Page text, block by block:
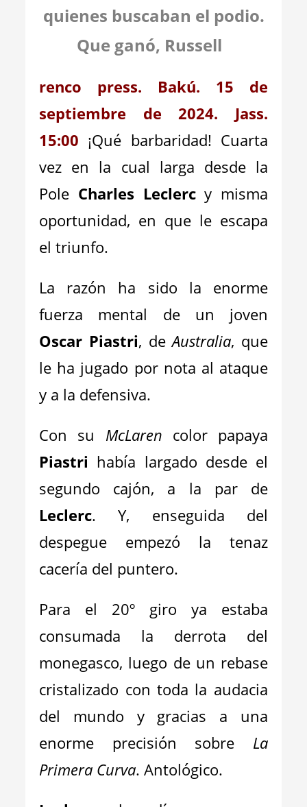
quienes buscaban el podio.
Que ganó, Russell
renco press. Bakú. 15 de
septiembre de 2024. Jass.
15:00 ¡Qué barbaridad! Cuarta
vez en la cual larga desde la
Pole Charles Leclercy misma
oportunidad, en que le escapa
el triunfo.
La razón ha sido la enorme
fuerza mental de un joven
Oscar Piastri, deAustralia, que
le ha jugado por nota al ataque
y a la defensiva.
Con su McLaren color papaya
Piastri había largado desde el
segundo cajón, a la par de
Leclerc. Y, enseguida del
despegue empezó la tenaz
cacería del puntero.
Para el 20º giro ya estaba
consumada la derrota del
monegasco, luego de un rebase
cristalizado con toda la audacia
del mundo y gracias a una
enorme precisión sobre La
Primera Curva. Antológico.